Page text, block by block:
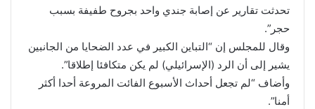
تحدثت تقارير عن إصابة جندي واحد بجروح طفيفة بسبب
حجر”.
وقال للمجلس إن “التباين الكبير في عدد الضحايا من الجانبين
يشير إلى أن الرد (الإسرائيلي) لم يكن متكافئا إطلاقا”.
وأضاف “لم تجعل أحداث الأسبوع الفائت المروعة أحدا أكثر
أمنا”.